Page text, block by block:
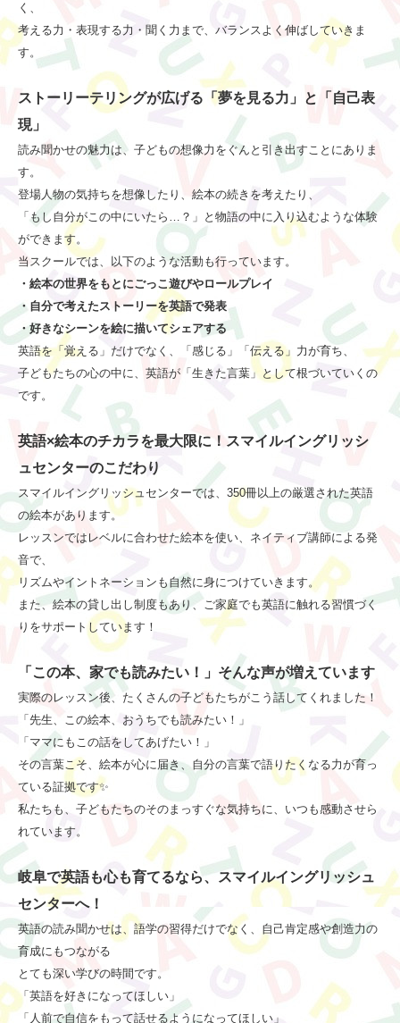
く、
考える力・表現する力・聞く力まで、バランスよく伸ばしていきま
す。
ストーリーテリングが広げる「夢を見る力」と「自己表
現」
読み聞かせの魅力は、子どもの想像力をぐんと引き出すことにありま
す。
登場人物の気持ちを想像したり、絵本の続きを考えたり、
「もし自分がこの中にいたら…？」と物語の中に入り込むような体験
ができます。
当スクールでは、以下のような活動も行っています。
・絵本の世界をもとにごっこ遊びやロールプレイ
・自分で考えたストーリーを英語で発表
・好きなシーンを絵に描いてシェアする
英語を「覚える」だけでなく、「感じる」「伝える」力が育ち、
子どもたちの心の中に、英語が「生きた言葉」として根づいていくの
です。
英語×絵本のチカラを最大限に！スマイルイングリッシ
ュセンターのこだわり
スマイルイングリッシュセンターでは、350冊以上の厳選された英語
の絵本があります。
レッスンではレベルに合わせた絵本を使い、ネイティブ講師による発
音で、
リズムやイントネーションも自然に身につけていきます。
また、絵本の貸し出し制度もあり、ご家庭でも英語に触れる習慣づく
りをサポートしています ！
「この本、家でも読みたい！」そんな声が増えています
実際のレッスン後、たくさんの子どもたちがこう話してくれました！
「先生、この絵本、おうちでも読みたい！」
「ママにもこの話をしてあげたい！」
その言葉こそ、絵本が心に届き、自分の言葉で語りたくなる力が育っ
ている証拠です✨
私たちも、子どもたちのそのまっすぐな気持ちに、いつも感動させら
れています。
岐阜で英語も心も育てるなら、スマイルイングリッシュ
センターへ！
英語の読み聞かせは、語学の習得だけでなく、自己肯定感や創造力の
育成にもつながる
とても深い学びの時間です。
「英語を好きになってほしい」
「人前で自信をもって話せるようになってほしい」